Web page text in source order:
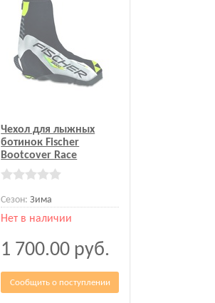
Чехол для лыжных
ботинок Fischer
Bootcover Race
Сезон: Зима
Нет в наличии
1 700.00 руб.
Сообщить о поступлении